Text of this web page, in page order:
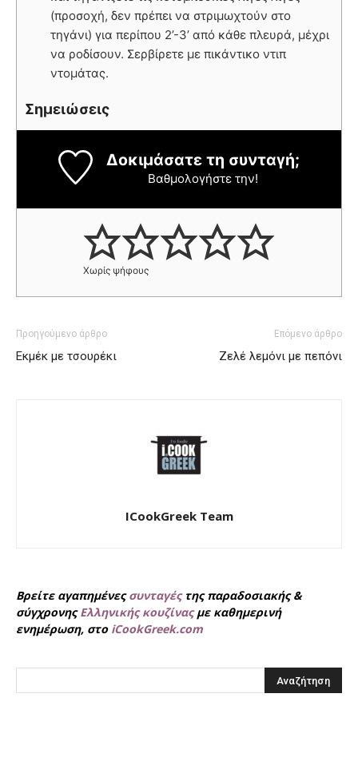
(προσοχή, δεν πρέπει να στριμωχτούν στο
τηγάνι) για περίπου 2’-3’ από κάθε πλευρά, μέχρι
να ροδίσουν. Σερβίρετε με πικάντικο ντιπ
ντομάτας.
Σημειώσεις
Δοκιμάσατε τη συνταγή;
Βαθμολογήστε την!
Χωρίς ψήφους
Προηγούμενο άρθρο
Εκμέκ με τσουρέκι
Επόμενο άρθρο
Ζελέ λεμόνι με πεπόνι
ICookGreek Team
Βρείτε αγαπημένεςσυνταγέςτης παραδοσιακής &
σύγχρονηςΕλληνικής κουζίναςμε καθημερινή
ενημέρωση, στο iCookGreek.com